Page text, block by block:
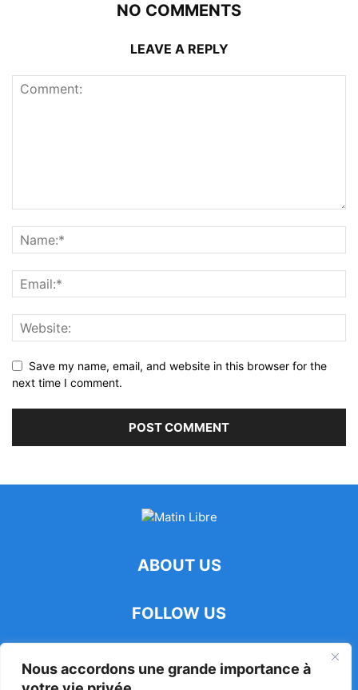
Nous accordons une grande importance à
NO COMMENTS
LEAVE A REPLY
Save my name, email, and website in this browser for the
next time I comment.
ABOUT US
FOLLOW US